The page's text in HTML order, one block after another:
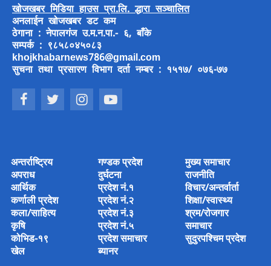
खोजखबर मिडिया हाउस प्रा.लि. द्धारा सञ्चालित
अनलाईन खोजखबर डट कम
ठेगाना : नेपालगंज उ.म.न.पा.- ६, बाँके
सम्पर्क : ९८५८०४५०८३
khojkhabarnews786@gmail.com
सुचना तथा प्रसारण विभाग दर्ता नम्बर : १५१७/ ०७६-७७
अन्तर्राष्ट्रिय
अपराध
आर्थिक
कर्णाली प्रदेश
कला/साहित्य
कृषि
कोभिड-१९
खेल
गण्डक प्रदेश
दुर्घटना
प्रदेश नं.१
प्रदेश नं.२
प्रदेश नं.३
प्रदेश नं.५
प्रदेश समाचार
ब्यानर
मुख्य समाचार
राजनीति
विचार/अन्तर्वार्ता
शिक्षा/स्वास्थ्य
श्रम/रोजगार
समाचार
सुदुरपश्चिम प्रदेश